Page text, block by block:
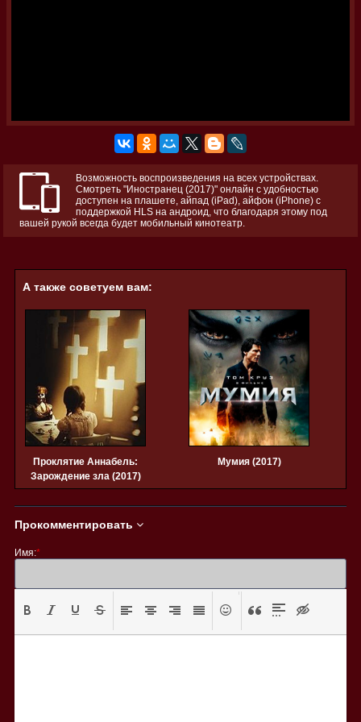
Возможность воспроизведения на всех устройствах.
Смотреть "Иностранец (2017)" онлайн с удобностью
доступен на плашете, айпад (iPad), айфон (iPhone) с
поддержкой HLS на андроид, что благодаря этому под
вашей рукой всегда будет мобильный кинотеатр.
А также советуем вам:
Проклятие Аннабель:
Зарождение зла (2017)
Мумия (2017)
Прокомментировать
Имя:*